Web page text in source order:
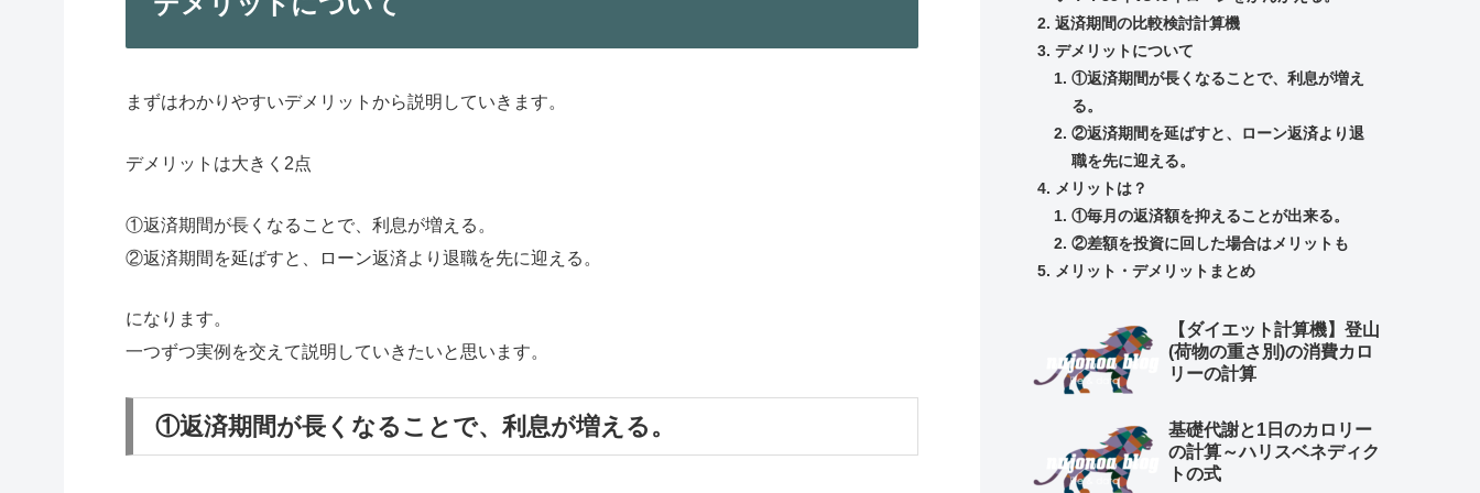
まずはわかりやすいデメリットから説明していきます。
デメリットは大きく2点
①返済期間が長くなることで、利息が増える。
②返済期間を延ばすと、ローン返済より退職を先に迎える。
になります。
一つずつ実例を交えて説明していきたいと思います。
①返済期間が長くなることで、利息が増える。
返済期間の比較検討計算機
デメリットについて
①返済期間が長くなることで、利息が増え
る。
②返済期間を延ばすと、ローン返済より退
職を先に迎える。
メリットは？
①毎月の返済額を抑えることが出来る。
②差額を投資に回した場合はメリットも
メリット・デメリットまとめ
【ダイエット計算機】登山
(荷物の重さ別)の消費カロ
リーの計算
基礎代謝と1日のカロリー
の計算～ハリスベネディク
トの式